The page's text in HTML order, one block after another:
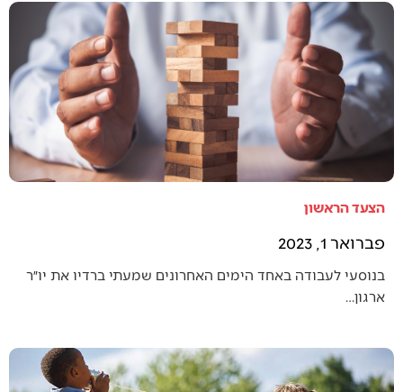
הצעד הראשון
פברואר 1, 2023
בנוסעי לעבודה באחד הימים האחרונים שמעתי ברדיו את יו״ר
ארגון…